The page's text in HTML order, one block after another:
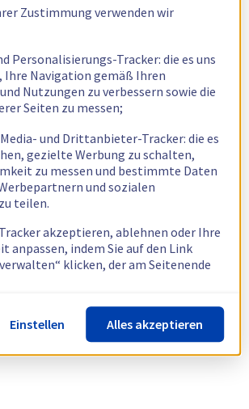
Zustimmung verwenden wir
Personalisierungs-Tracker: die es uns
Ihre Navigation gemäß Ihren
Nutzungen zu verbessern sowie die
Seiten zu messen;
und Drittanbieter-Tracker: die es
gezielte Werbung zu schalten,
zu messen und bestimmte Daten
und sozialen
teilen.
akzeptieren, ablehnen oder Ihre
anpassen, indem Sie auf den Link
klicken, der am Seitenende
finden Sie in unsererRichtlinie
Cookies.
Einstellen Alles akzeptieren